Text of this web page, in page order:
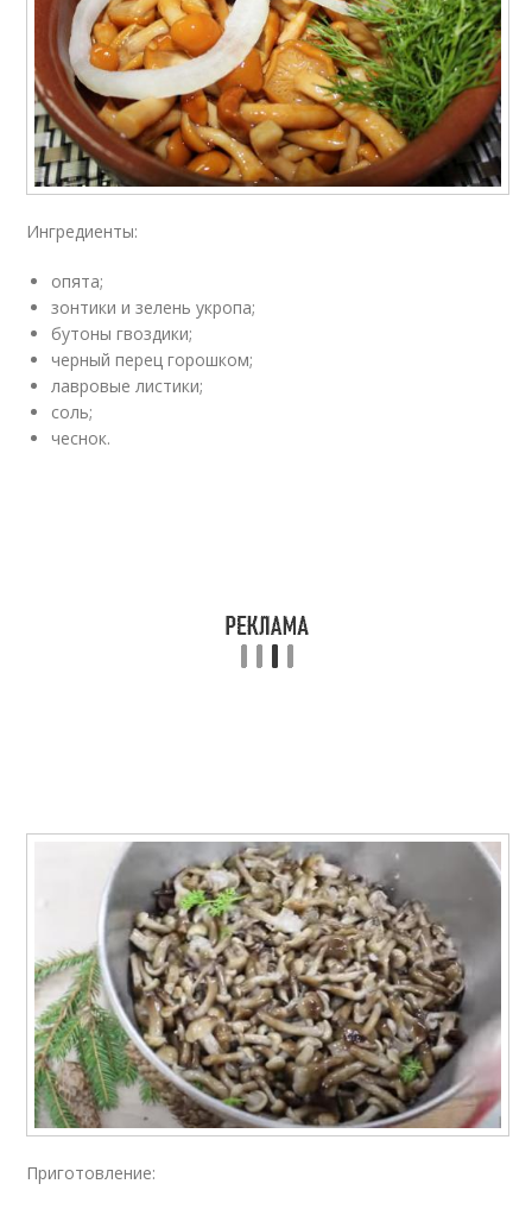
Ингредиенты:
опята;
зонтики и зелень укропа;
бутоны гвоздики;
черный перец горошком;
лавровые листики;
соль;
чеснок.
Приготовление: